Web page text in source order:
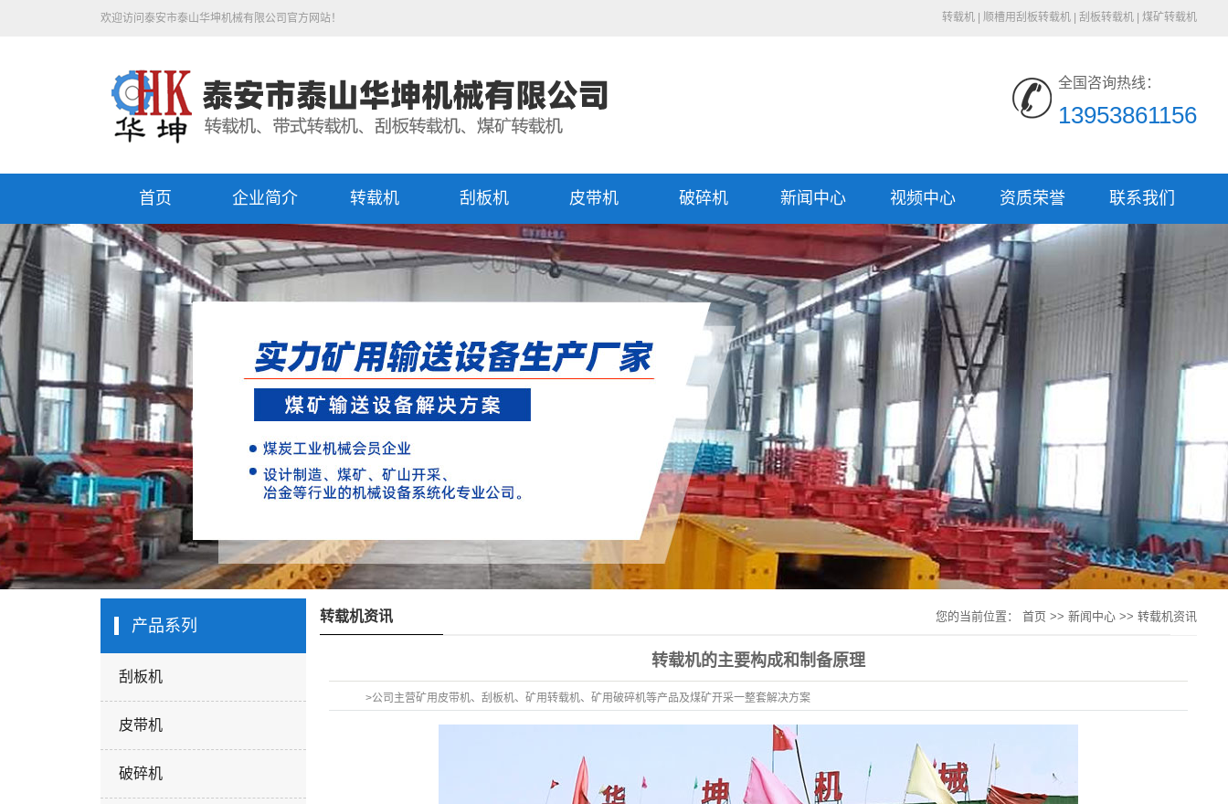
欢迎访问泰安市泰山华坤机械有限公司官方网站！ 转载机 顺槽用刮板转载机 刮板转载机 煤矿转载机
全国咨询热线：
13953861156
首页 企业简介 转载机 刮板机 皮带机 破碎机 新闻中心 视频中心 资质荣誉 联系我们
产品系列
刮板机
皮带机
破碎机
转载机资讯 您的当前位置： 首页 >> 新闻中心 >> 转载机资讯
转载机的主要构成和制备原理
>公司主营矿用皮带机、刮板机、矿用转载机、矿用破碎机等产品及煤矿开采一整套解决方案